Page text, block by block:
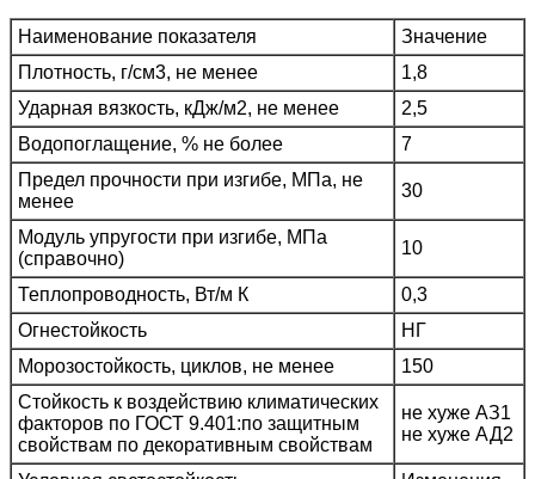
Наименование показателя
Значение
Плотность, г/см3, не менее
1,8
Ударная вязкость, кДж/м2, не менее
2,5
Водопоглащение, % не более
7
Предел прочности при изгибе, МПа, не
менее
30
Модуль упругости при изгибе, МПа
(справочно)
10
Теплопроводность, Вт/м К
0,3
Огнестойкость
НГ
Морозостойкость, циклов, не менее
150
Стойкость к воздействию климатических
факторов по ГОСТ 9.401:по защитным
свойствам по декоративным свойствам
не хуже АЗ1
не хуже АД2